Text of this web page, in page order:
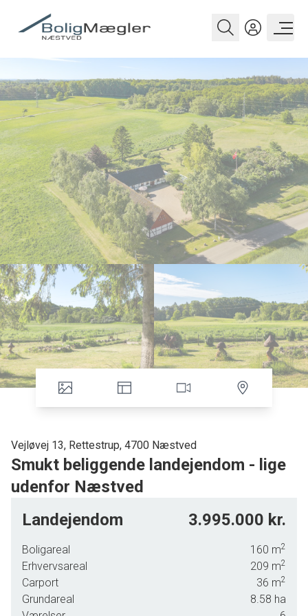
Vejløvej 13, Rettestrup, 4700 Næstved
Smukt beliggende landejendom - lige
udenfor Næstved
byens faciliteter indenfor kort afstand, så er Vejløvej 13
Super attraktiv landejendom med en enestående
beliggenhed i udkanten af Næstved – lige udenfor
Rettestrup og i nær afstand til Gavnø, Vejlø og Svenstrup.
Landejendom 3.995.000 kr.
Boligareal 160 m2
Erhvervsareal 209 m2
Carport 36 m2
Grundareal 8.58 ha